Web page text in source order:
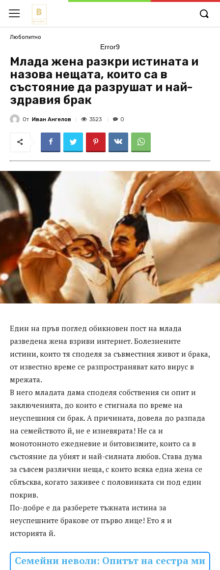
Любопитно
Error9
Млада жена разкри истината и
назова нещата, които са в
състояние да разрушат и най-
здравия брак
От Иван Ангелов 3523 0
Един на пръв поглед обикновен пост на млада
разведена жена взриви интернет. Болезнените
истини, които тя споделя за съвместния живот и брака,
от известно време се разпространяват като вирус в
мрежата.
В него младата дама споделя собствения си опит и
заключенията, до които е стигнала по време на
неуспешния си брак. А причината, довела до разпада
на семейството й, не е изневярата! Не са и
монотонното ежедневие и битовизмите, които са в
състояние да убият и най-силната любов. Става дума
за съвсем различни неща, с които всяка една жена се
сблъсква, когато заживее с половинката си под един
покрив.
По-добре е да разберете тъжната истина за
неуспешните бракове от първо лице! Ето я и
историята й.
Семейни неволи: Опитът на сестра ми